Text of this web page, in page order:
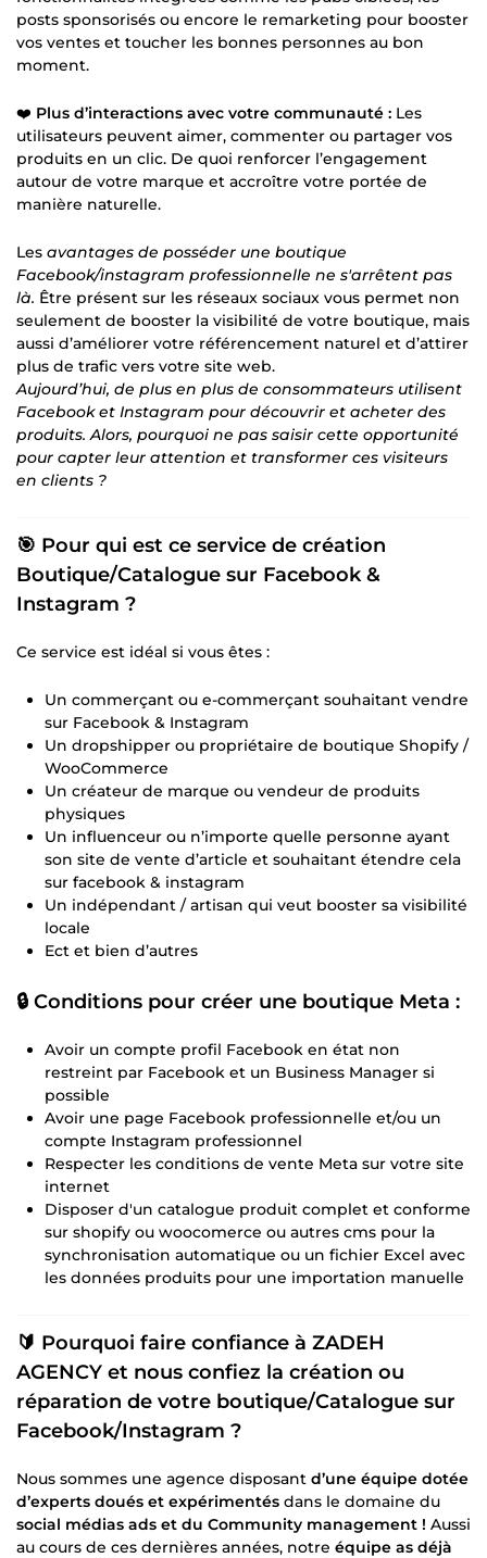
posts sponsorisés ou encore le remarketing pour booster
vos ventes et toucher les bonnes personnes au bon
moment.
❤️ Plus d’interactions avec votre communauté : Les
utilisateurs peuvent aimer, commenter ou partager vos
produits en un clic. De quoi renforcer l’engagement
autour de votre marque et accroître votre portée de
manière naturelle.
Les avantages de posséder une boutique
Facebook/instagram professionnelle ne s'arrêtent pas
là. Être présent sur les réseaux sociaux vous permet non
seulement de booster la visibilité de votre boutique, mais
aussi d’améliorer votre référencement naturel et d’attirer
plus de trafic vers votre site web.
Aujourd’hui, de plus en plus de consommateurs utilisent
Facebook et Instagram pour découvrir et acheter des
produits. Alors, pourquoi ne pas saisir cette opportunité
pour capter leur attention et transformer ces visiteurs
en clients ?
🎯 Pour qui est ce service de création
Boutique/Catalogue sur Facebook &
Instagram ?
Ce service est idéal si vous êtes :
Un commerçant ou e-commerçant souhaitant vendre
sur Facebook & Instagram
Un dropshipper ou propriétaire de boutique Shopify /
WooCommerce
Un créateur de marque ou vendeur de produits
physiques
Un influenceur ou n’importe quelle personne ayant
son site de vente d’article et souhaitant étendre cela
sur facebook & instagram
Un indépendant / artisan qui veut booster sa visibilité
locale
Ect et bien d’autres
🔒 Conditions pour créer une boutique Meta :
Avoir un compte profil Facebook en état non
restreint par Facebook et un Business Manager si
possible
Avoir une page Facebook professionnelle et/ou un
compte Instagram professionnel
Respecter les conditions de vente Meta sur votre site
internet
Disposer d'un catalogue produit complet et conforme
sur shopify ou woocomerce ou autres cms pour la
synchronisation automatique ou un fichier Excel avec
les données produits pour une importation manuelle
🔰 Pourquoi faire confiance à ZADEH
AGENCY et nous confiez la création ou
réparation de votre boutique/Catalogue sur
Facebook/Instagram ?
Nous sommes une agence disposant d’une équipe dotée
d’experts doués et expérimentés dans le domaine du
social médias ads et du Community management ! Aussi
au cours de ces dernières années, notre équipe as déjà